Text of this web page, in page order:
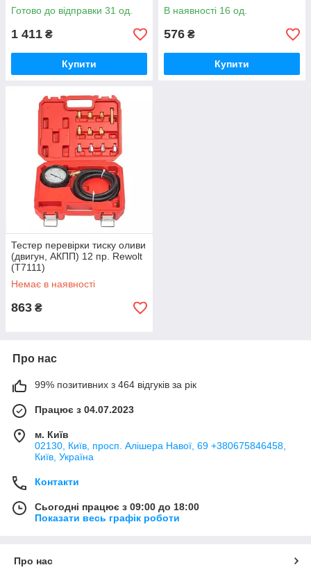
Готово до відправки 31 од.
1 411 ₴
Купити
В наявності 16 од.
576 ₴
Купити
Тестер перевірки тиску оливи
(двигун, АКПП) 12 пр. Rewolt
(T7111)
Немає в наявності
863 ₴
Про нас
99% позитивних з 464 відгуків за рік
Працює з 04.07.2023
м. Київ
02130, Київ, просп. Алішера Навої, 69 +380675846458,
Київ, Україна
Контакти
Сьогодні працює з 09:00 до 18:00
Показати весь графік роботи
Про нас